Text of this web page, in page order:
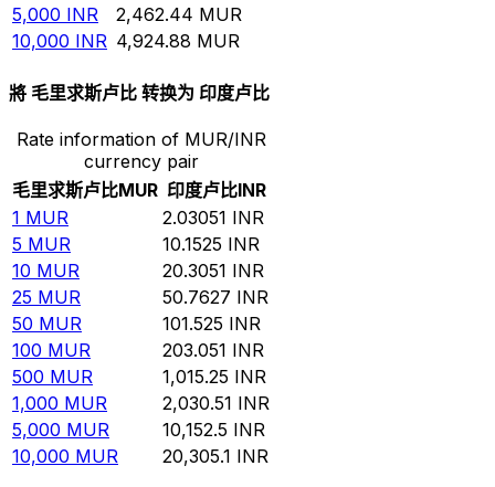
5,000 INR 2,462.44 MUR
10,000 INR 4,924.88 MUR
將 毛里求斯卢比 转换为 印度卢比
Rate information of MUR/INR
currency pair
毛里求斯卢比MUR 印度卢比INR
1 MUR 2.03051 INR
5 MUR 10.1525 INR
10 MUR 20.3051 INR
25 MUR 50.7627 INR
50 MUR 101.525 INR
100 MUR 203.051 INR
500 MUR 1,015.25 INR
1,000 MUR 2,030.51 INR
5,000 MUR 10,152.5 INR
10,000 MUR 20,305.1 INR